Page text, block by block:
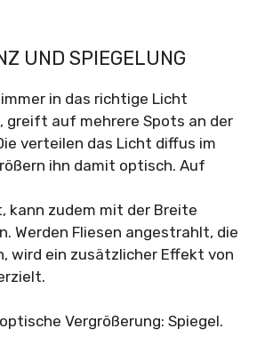
UND SPIEGELUNG
in das richtige Licht
greift auf mehrere Spots an der
verteilen das Licht diffus im
ihn damit optisch. Auf
kann zudem mit der Breite
Werden Fliesen angestrahlt, die
wird ein zusätzlicher Effekt von
Vergrößerung: Spiegel.